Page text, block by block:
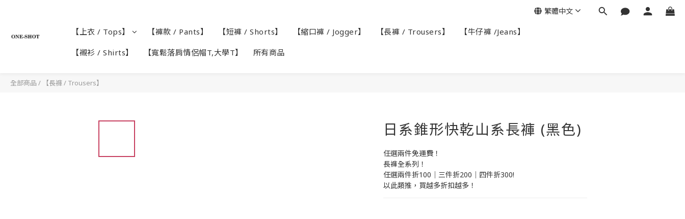
【上衣 / Tops】 【褲款 / Pants】 【短褲 / Shorts】 【縮口褲 / Jogger】 【長褲 / Trousers】 【牛仔褲 /Jeans】
【襯衫 / Shirts】 【寬鬆落肩情侶帽T,大學T】 所有商品
繁體中文
全部商品 / 【長褲 / Trousers】
日系錐形快乾山系長褲 (黑色)
任選兩件免運費！
長褲全系列！
任選兩件折100｜三件折200｜四件折300!
以此類推，買越多折扣越多！